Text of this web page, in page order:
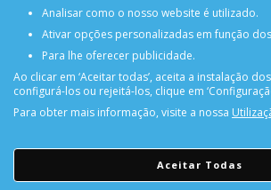
Encomendas acima de 150€
Analisar como o nosso website é utilizado.
Ativar opções personalizadas em função
Para lhe oferecer publicidade.
Ao clicar em ‘Aceitar todas’, aceita a instalação
configurá-los ou rejeitá-los, clique em
Para obter mais informação, visite a nossa
Aceitar Todas